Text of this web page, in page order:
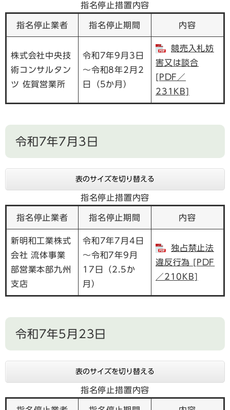
指名停止措置内容
指名停止業者 指名停止期間 内容
株式会社中央技
術コンサルタン
ツ 佐賀営業所
令和7年9月3日
～令和8年2月2
日（5か月）
競売入札妨
害又は談合
[PDF／
231KB]
令和7年7月3日
表のサイズを切り替える
指名停止措置内容
指名停止業者 指名停止期間 内容
新明和工業株式
会社 流体事業
部営業本部九州
支店
令和7年7月4日
～令和7年9月
17日（2.5か
月）
独占禁止法
違反行為 [PDF
／210KB]
令和7年5月23日
表のサイズを切り替える
指名停止措置内容